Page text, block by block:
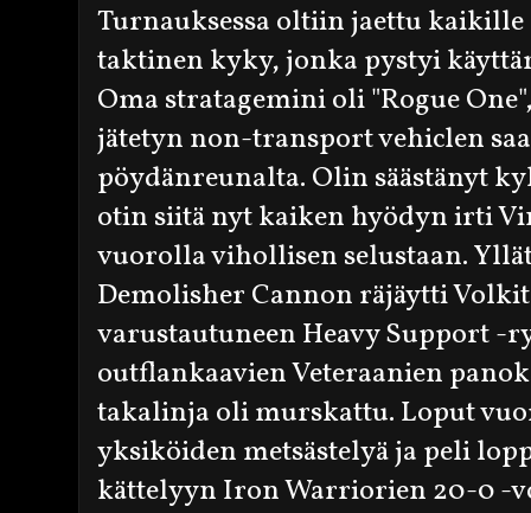
Turnauksessa oltiin jaettu
taktinen kyky, jonka pystyi
Oma stratagemini oli "Rogue
jätetyn non-transport vehiclen
pöydänreunalta. Olin säästänyt
otin siitä nyt kaiken hyödyn irti
vuorolla vihollisen selustaan.
Demolisher Cannon räjäytti
varustautuneen Heavy Support
outflankaavien Veteraanien
takalinja oli murskattu. Loput
yksiköiden metsästelyä ja peli
kättelyyn Iron Warriorien 20-0 -